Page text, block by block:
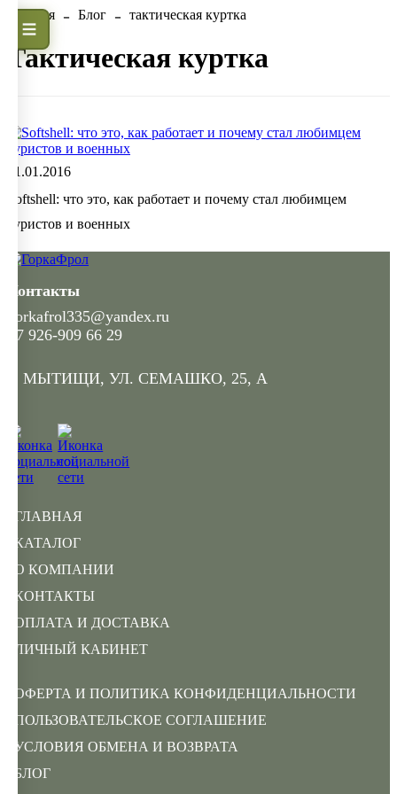
Главная Блог тактическая куртка
тактическая куртка
31.01.2016
Softshell: что это, как работает и почему стал любимцем
туристов и военных
ГЛАВНАЯ
КАТАЛОГ
О КОМПАНИИ
КОНТАКТЫ
ОПЛАТА И ДОСТАВКА
ЛИЧНЫЙ КАБИНЕТ
ОФЕРТА И ПОЛИТИКА КОНФИДЕНЦИАЛЬНОСТИ
ПОЛЬЗОВАТЕЛЬСКОЕ СОГЛАШЕНИЕ
УСЛОВИЯ ОБМЕНА И ВОЗВРАТА
БЛОГ
Контакты
gorkafrol335@yandex.ru
+7 926-909 66 29
Г. МЫТИЩИ, УЛ. СЕМАШКО, 25, А